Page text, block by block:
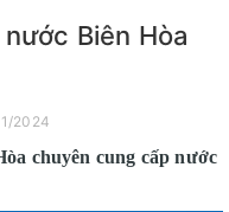
Biên Hòa
2024
chuyên cung cấp nước